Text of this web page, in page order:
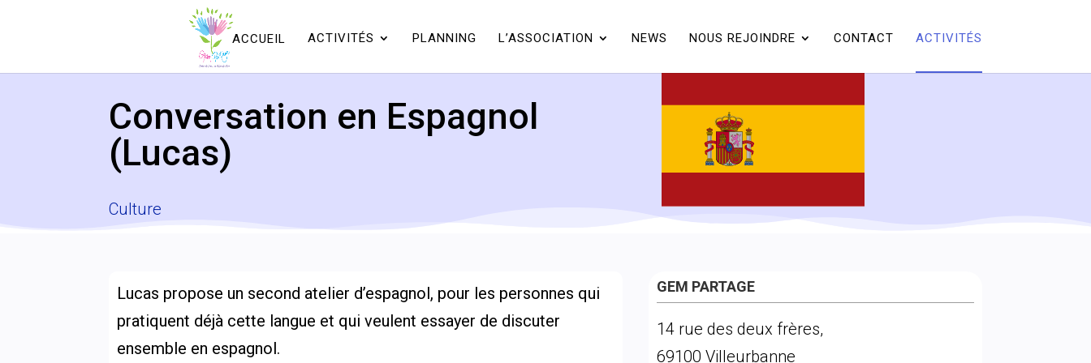
ACCUEIL ACTIVITÉS PLANNING L’ASSOCIATION NEWS NOUS REJOINDRE CONTACT ACTIVITÉS
Conversation en Espagnol
(Lucas)
Culture
Lucas propose un second atelier d’espagnol, pour les personnes qui
pratiquent déjà cette langue et qui veulent essayer de discuter
ensemble en espagnol.
GEM PARTAGE
14 rue des deux frères,
69100 Villeurbanne